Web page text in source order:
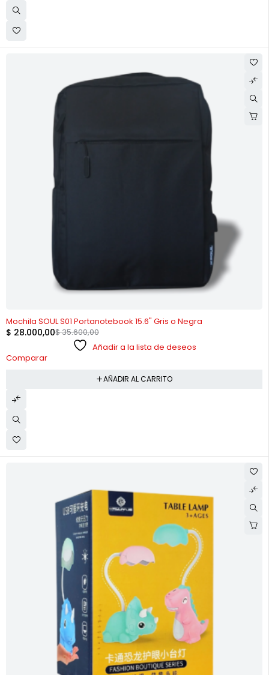
-21%
Mochila SOUL S01 Portanotebook 15.6" Gris o Negra
$35.600,00
$ 28.000,00
Añadir a la lista de deseos
Comparar
AÑADIR AL CARRITO